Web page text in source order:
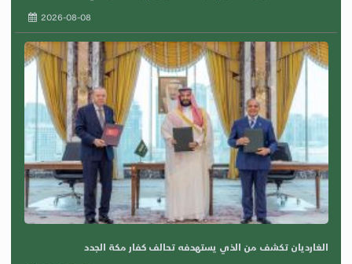
2026-08-08
الغارديان تكشف من الذي يستهدفه تحالف كفار مكة الجدد